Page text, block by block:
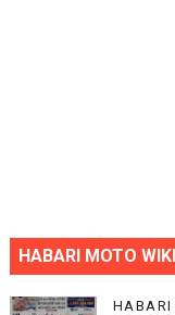
HABARI MOTO